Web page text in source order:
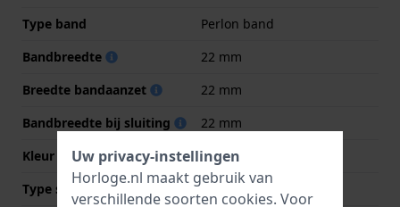
Type band
Perlon band
Bandbreedte
22 mm
Breedte bandaanzet
22 mm
Bandbreedte bij sluiting
22 mm
Kleur Band
Zwart
Type sluiting
Gesp
Uw privacy-instellingen
Horloge.nl maakt gebruik van
verschillende soorten cookies. Voor